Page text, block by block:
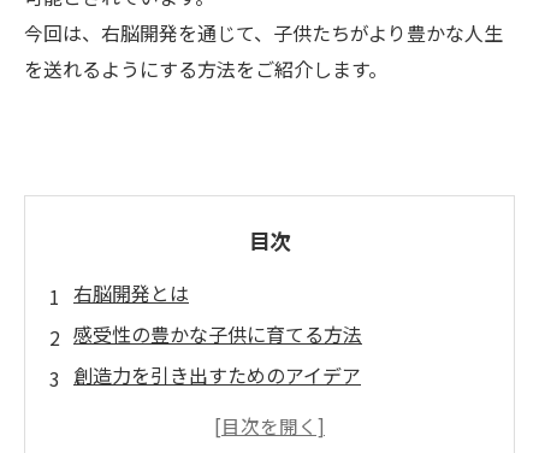
今回は、右脳開発を通じて、子供たちがより豊かな人生
を送れるようにする方法をご紹介します。
目次
右脳開発とは
感受性の豊かな子供に育てる方法
創造力を引き出すためのアイデア
右脳開発がもたらす効果とメリットとは